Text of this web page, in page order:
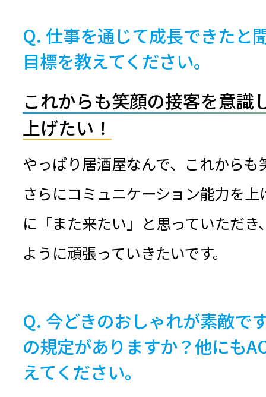
仕事を通じて成長できたと
目標を教えてください。
これからも笑顔の接客を意識
上げたい！
やっぱり居酒屋なんで、これから
さらにコミュニケーション能力を
に「また来たい」と思っていただ
ように頑張っていきたいです。
今どきのおしゃれが素敵で
の規定がありますか？他にも
えてください。